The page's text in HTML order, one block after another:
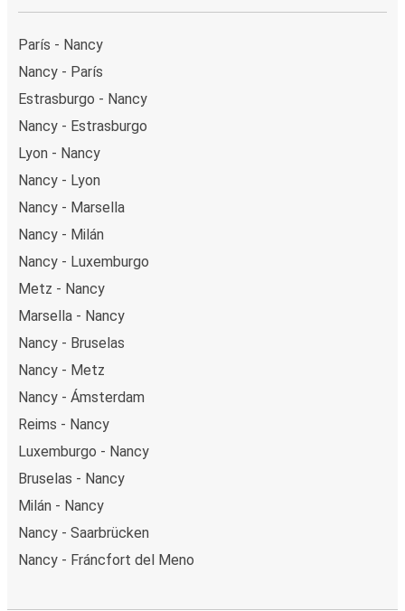
París - Nancy
Nancy - París
Estrasburgo - Nancy
Nancy - Estrasburgo
Lyon - Nancy
Nancy - Lyon
Nancy - Marsella
Nancy - Milán
Nancy - Luxemburgo
Metz - Nancy
Marsella - Nancy
Nancy - Bruselas
Nancy - Metz
Nancy - Ámsterdam
Reims - Nancy
Luxemburgo - Nancy
Bruselas - Nancy
Milán - Nancy
Nancy - Saarbrücken
Nancy - Fráncfort del Meno